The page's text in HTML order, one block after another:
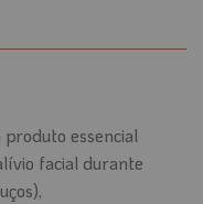
essencial
facial durante